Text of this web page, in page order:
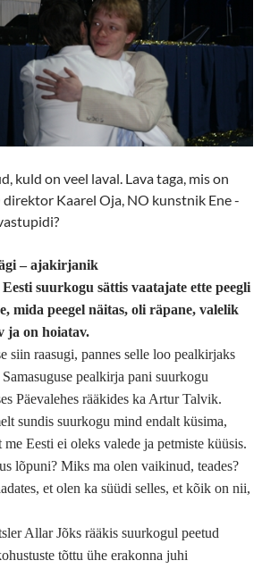
kuld on veel laval. Lava taga, mis on
direktor Kaarel Oja, NO kunstnik Ene -
– ajakirjanik
suurkogu sättis vaatajate ette peegli
mida peegel näitas, oli räpane, valelik
ja on hoiatav.
siin raasugi, pannes selle loo pealkirjaks
pealkirja pani suurkogu
Päevalehes rääkides ka Artur Talvik.
sundis suurkogu mind endalt küsima,
Eesti ei oleks valede ja petmiste küüsis.
lõpuni? Miks ma olen vaikinud, teades?
et olen ka süüdi selles, et kõik on nii,
Allar Jõks rääkis suurkogul peetud
tõttu ühe erakonna juhi